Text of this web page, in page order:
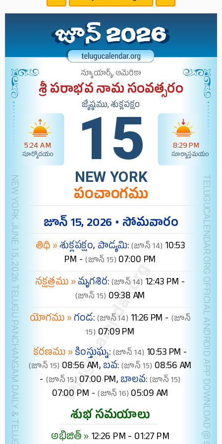
NEW YORK JUNE 15, 2026 TELUGU PANCHANGAM DAILY & TELUGU FESTIVALS (IST) TELUGUCALENDAR.ORG OFFICIAL ANDROID APP
న్యూయార్క్, అమెరికా
శ్రీ పరాభవ నామ సంవత్సరం
జ్యేష్ఠము, శుక్లపక్షం
5:24 AM
సూర్యోదయం
8:29 PM
సూర్యాస్తమయం
15
NEW YORK
పంచాంగము
జూన్ 15, 2026 • సోమవారం
తిథి » శుక్లపక్షం, పాడ్యమి:(జూన్ 14) 10:53
PM -(జూన్ 15) 07:00 PM
నక్షత్రము » మృగశిర:(జూన్ 14) 12:43 PM -
(జూన్ 15) 09:38 AM
యోగము » గండ:(జూన్ 14) 11:26 PM - (జూన్
15) 07:09 PM
కరణము » కింస్తుఘ్న:(జూన్ 14) 10:53 PM -
(జూన్ 15) 08:56 AM, బవ:(జూన్ 15) 08:56 AM
- (జూన్ 15) 07:00 PM, బాలవ:(జూన్ 15)
07:00 PM -(జూన్ 16) 05:09 AM
శుభ సమయాలు
అభిజిత్ » 12:26 PM - 01:27 PM